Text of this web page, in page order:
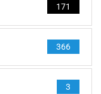
171
366
3